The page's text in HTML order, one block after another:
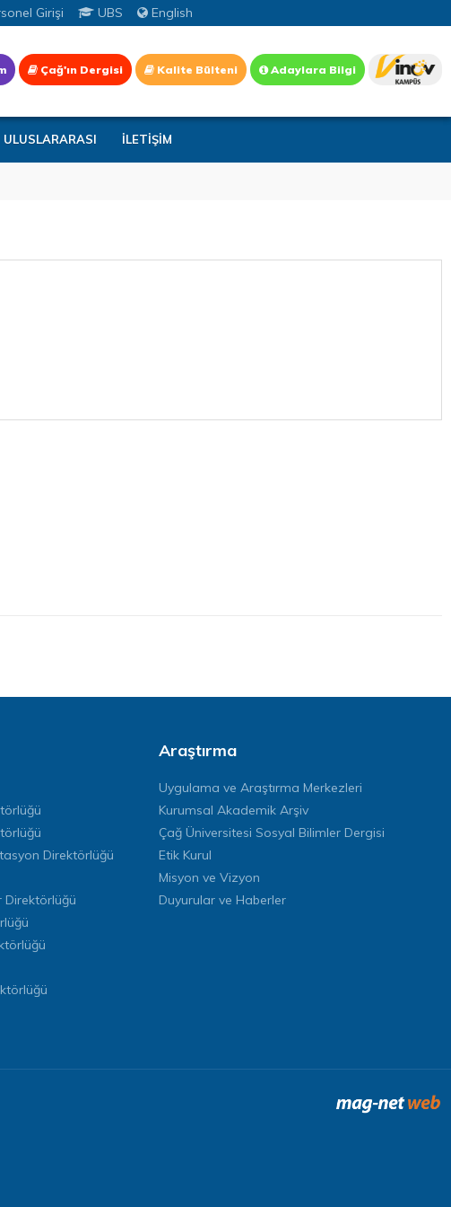
Girişi UBS English
Çağ'ın Dergisi Kalite Bülteni Adaylara Bilgi
ULUSLARARASI İLETİŞİM
Direktörlüğü
Direktörlüğü
Araştırma
Uygulama ve Araştırma Merkezleri
Kurumsal Akademik Arşiv
Çağ Üniversitesi Sosyal Bilimler Dergisi
Etik Kurul
Misyon ve Vizyon
Duyurular ve Haberler